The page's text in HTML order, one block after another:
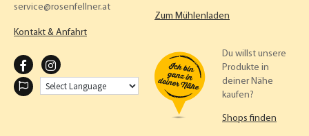
service
rosenfellner.at
Kontakt & Anfahrt
F
N
Zum Mühlenladen
Du willst unsere
Produkte in
deiner Nähe
kaufen?
Shops finden